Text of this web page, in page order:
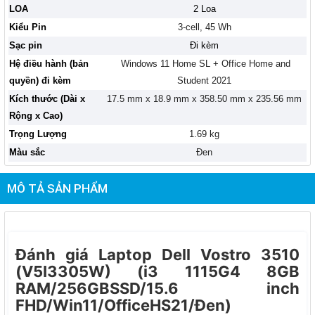
LOA
2 Loa
Kiểu Pin
3-cell, 45 Wh
Sạc pin
Đi kèm
Hệ điều hành (bản
quyền) đi kèm
Windows 11 Home SL + Office Home and
Student 2021
Kích thước (Dài x
Rộng x Cao)
17.5 mm x 18.9 mm x 358.50 mm x 235.56 mm
Trọng Lượng
1.69 kg
Màu sắc
Đen
MÔ TẢ SẢN PHẨM
Đánh giá Laptop Dell Vostro 3510
(V5I3305W) (i3 1115G4 8GB
RAM/256GBSSD/15.6 inch
FHD/Win11/OfficeHS21/Đen)